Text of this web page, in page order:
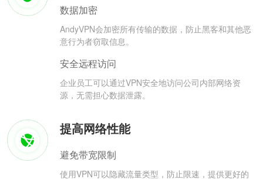
数据加密
AndyVPN会加密所有传输的数据，防止黑客和其他恶
意行为者窃取信息。
安全远程访问
企业员工可以通过VPN安全地访问公司内部网络资
源，无需担心数据泄露。
提高网络性能
避免带宽限制
使用VPN可以隐藏流量类型，防止限速，提供更好的